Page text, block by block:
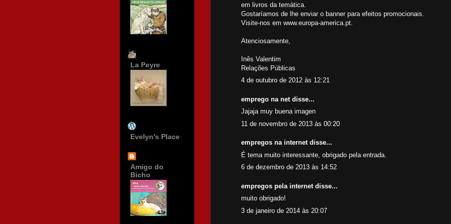
em livros da temática.
Gostaríamos de lhe enviar o banner para efeitos promocionais.
Visite-nos em www.europa-america.pt.
Atenciosamente,
Inês Valentim
Relações Públicas
4 de outubro de 2012 às 12:21
emprego na net disse...
Jajaja muy buena imagen
11 de novembro de 2013 às 00:20
empregos na internetdisse...
É tema muito interessante, obrigado pela entrada.
6 de dezembro de 2013 às 14:52
empregos pela internet disse...
muito obrigado!
3 de janeiro de 2014 às 20:07
La Peyre
Evelyn's Place
Amigo do
Bicho